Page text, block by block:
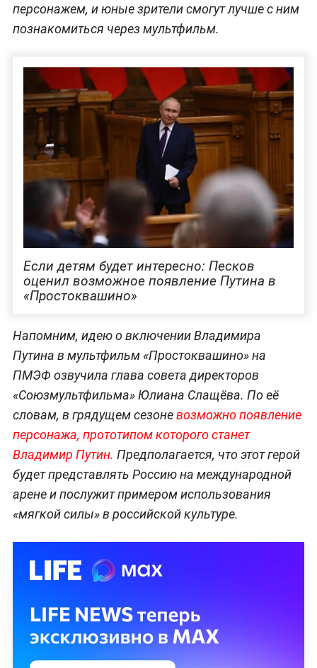
персонажем, и юные зрители смогут лучше с ним
познакомиться через мультфильм.
Если детям будет интересно: Песков
оценил возможное появление Путина в
«Простоквашино»
Напомним, идею о включении Владимира
Путина в мультфильм «Простоквашино» на
ПМЭФ озвучила глава совета директоров
«Союзмультфильма» Юлиана Слащёва. По её
словам, в грядущем сезоневозможно появление
персонажа, прототипом которого станет
Владимир Путин. Предполагается, что этот герой
будет представлять Россию на международной
арене и послужит примером использования
«мягкой силы» в российской культуре.